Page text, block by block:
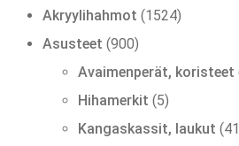
Akryylihahmot 15241524
tuotetta
Asusteet 900900
tuotetta
Avaimenperät, koristeet
Hihamerkit 55
tuotetta
Kangaskassit, laukut 41